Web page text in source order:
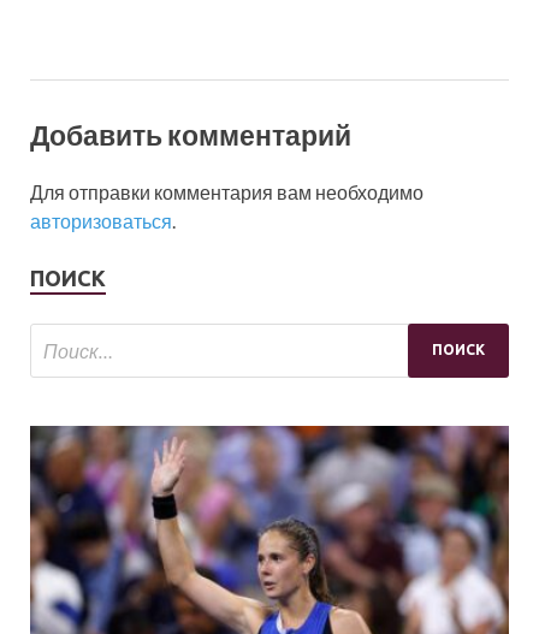
Добавить комментарий
Для отправки комментария вам необходимо
авторизоваться.
ПОИСК